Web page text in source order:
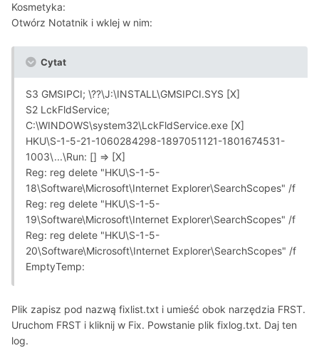
Kosmetyka:
Otwórz Notatnik i wklej w nim:
Cytat
S3 GMSIPCI; \??\J:\INSTALL\GMSIPCI.SYS [X]
S2 LckFldService;
C:\WINDOWS\system32\LckFldService.exe [X]
HKU\S-1-5-21-1060284298-1897051121-1801674531-
1003\...\Run: [] => [X]
Reg: reg delete "HKU\S-1-5-
18\Software\Microsoft\Internet Explorer\SearchScopes" /f
Reg: reg delete "HKU\S-1-5-
19\Software\Microsoft\Internet Explorer\SearchScopes" /f
Reg: reg delete "HKU\S-1-5-
20\Software\Microsoft\Internet Explorer\SearchScopes" /f
EmptyTemp:
Plik zapisz pod nazwą fixlist.txt i umieść obok narzędzia FRST.
Uruchom FRST i kliknij w Fix. Powstanie plik fixlog.txt. Daj ten
log.